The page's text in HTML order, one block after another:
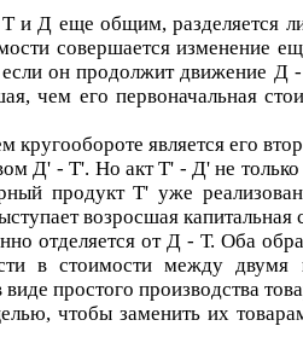
ТиД еще общим, разделяется
совершается изменение
он продолжит движение Д
чем его первоначальная
кругообороте является его
Д' - Т'. Но актТ' - Д' не
продуктТ' уже
возросшая капитальная
отделяется от Д - Т. Оба
в стоимости между двумя
простого производства
чтобы заменить их